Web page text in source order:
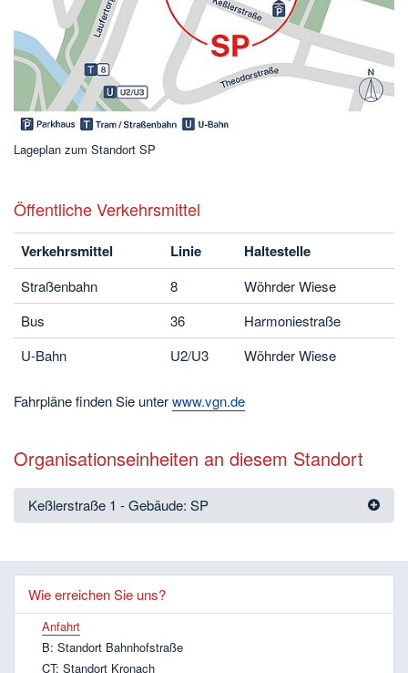
Lageplan zum Standort SP
Öffentliche Verkehrsmittel
Verkehrsmittel Linie Haltestelle
Straßenbahn 8
Wöhrder Wiese
Bus
36
Harmoniestraße
U-Bahn
U2/U3 Wöhrder Wiese
Fahrpläne finden Sie unterwww.vgn.de
Organisationseinheiten an diesem Standort
Keßlerstraße 1 - Gebäude: SP
Wie erreichen Sie uns?
Anfahrt
B: Standort Bahnhofstraße
CT: Standort Kronach